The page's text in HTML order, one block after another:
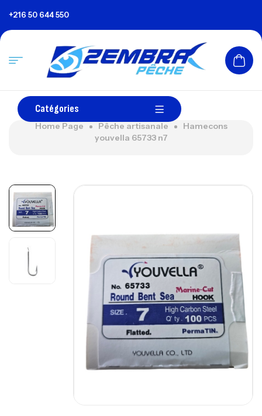
+216 50 644 550
Catégories
Home Page Pêche artisanale
Hamecons
youvella 65733 n7